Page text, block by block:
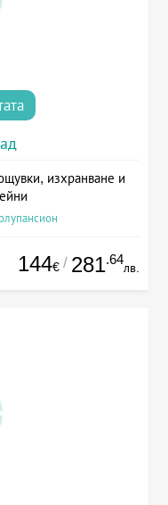
изхранване и
144€ / 281.64
лв.